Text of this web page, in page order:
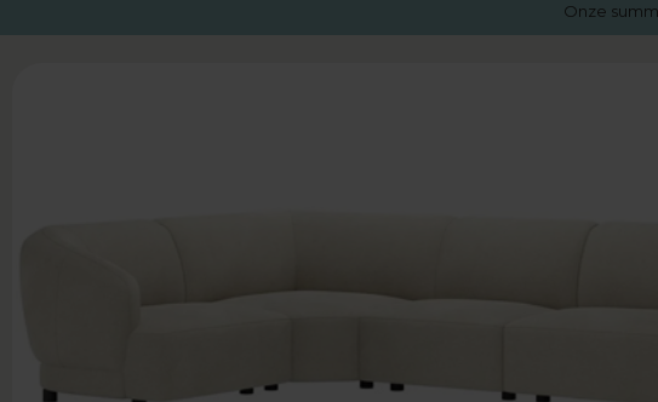
Onze